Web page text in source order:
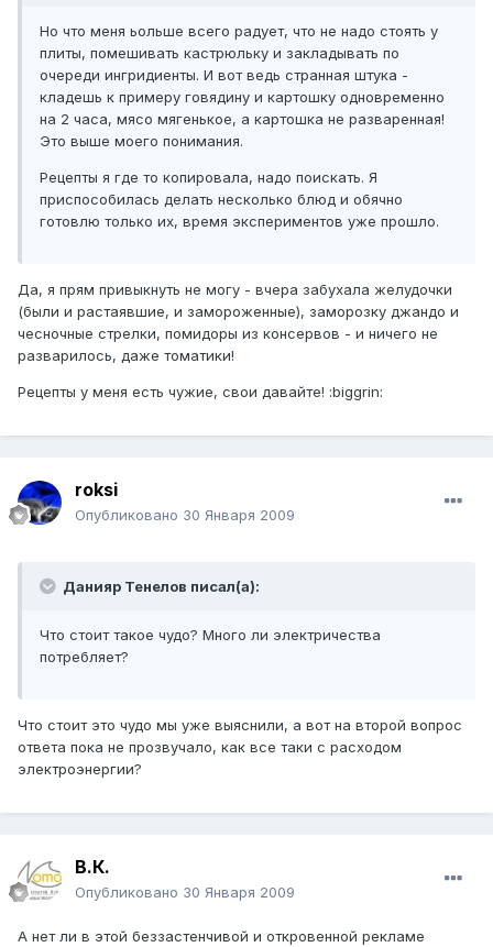
Но что меня ьольше всего радует, что не надо стоять у
плиты, помешивать кастрюльку и закладывать по
очереди ингридиенты. И вот ведь странная штука -
кладешь к примеру говядину и картошку одновременно
на 2 часа, мясо мягенькое, а картошка не разваренная!
Это выше моего понимания.
Рецепты я где то копировала, надо поискать. Я
приспособилась делать несколько блюд и обячно
готовлю только их, время экспериментов уже прошло.
Да, я прям привыкнуть не могу - вчера забухала желудочки
(были и растаявшие, и замороженные), заморозку джандо и
чесночные стрелки, помидоры из консервов - и ничего не
разварилось, даже томатики!
Рецепты у меня есть чужие, свои давайте! :biggrin:
roksi
Опубликовано 30 Января 2009
Данияр Тенелов писал(а):
Что стоит такое чудо? Много ли электричества
потребляет?
Что стоит это чудо мы уже выяснили, а вот на второй вопрос
ответа пока не прозвучало, как все таки с расходом
электроэнергии?
В.К.
Опубликовано 30 Января 2009
А нет ли в этой беззастенчивой и откровенной рекламе